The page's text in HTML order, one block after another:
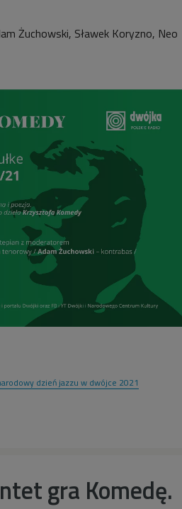
Żuchowski, Sławek Koryzno, Neo
dzień jazzu w dwójce 2021
gra Komedę.